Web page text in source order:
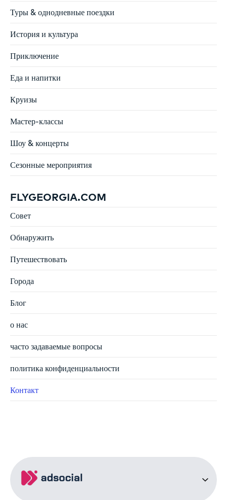
Туры & однодневные поездки
История и культура
Приключение
Еда и напитки
Круизы
Мастер-классы
Шоу & концерты
Сезонные мероприятия
FLYGEORGIA.COM
Совет
Обнаружить
Путешествовать
Города
Блог
о нас
часто задаваемые вопросы
политика конфиденциальности
Контакт